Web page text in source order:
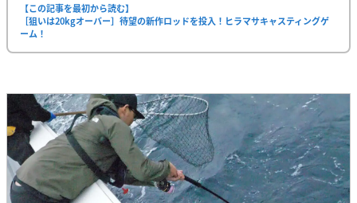
【この記事を最初から読む】
［狙いは20kgオーバー］待望の新作ロッドを投入！ヒラマサキャスティングゲ
ーム！